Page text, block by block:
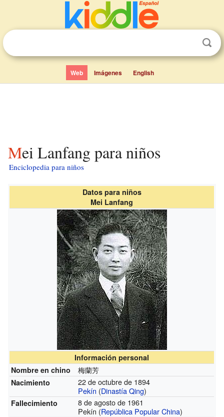
Web Imágenes English
Mei Lanfang para niños
Enciclopedia para niños
Datos para niños
Mei Lanfang
Información personal
Nombre en chino
梅蘭芳
Nacimiento
22 de octubre de 1894
Pekín (Dinastía Qing)
Fallecimiento
8 de agosto de 1961
Pekín (República Popular China)